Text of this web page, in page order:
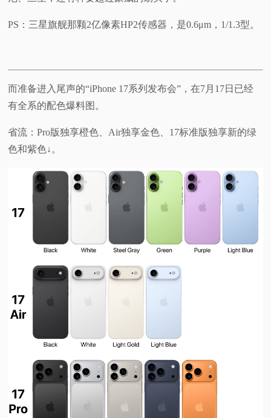
PS：三星旗舰那颗2亿像素HP2传感器，是0.6μm，1/1.3型。
而准备进入尾声的“iPhone 17系列发布会”，在7月17日已经
有全系的配色爆料图。
省流：Pro版独享橙色、Air独享金色、17标准版独享新的绿
色和紫色↓。